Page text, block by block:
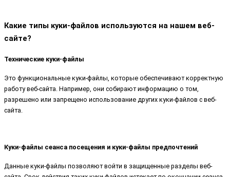
Какие типы куки-файлов используются на нашем веб-
сайте?
Технические куки-файлы
Это функциональные куки-файлы, которые обеспечивают корректную
работу веб-сайта. Например, они собирают информацию о том,
разрешено или запрещено использование других куки-файлов с веб-
сайта.
Куки-файлы сеанса посещения и куки-файлы предпочтений
Данные куки-файлы позволяют войти в защищенные разделы веб-